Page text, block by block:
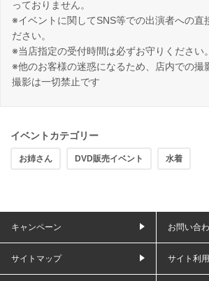
っておりません。
※イベントに関してSNS等での出演者への直
ださい。
※当店指定の受付時間は必ずお守りください。
※他のお客様の迷惑になるため、店内での撮
撮影は一切禁止です
イベントカテゴリー
お姉さん DVD販売イベント 水着
キャンペーン お問い合
サイトマップ サイト利